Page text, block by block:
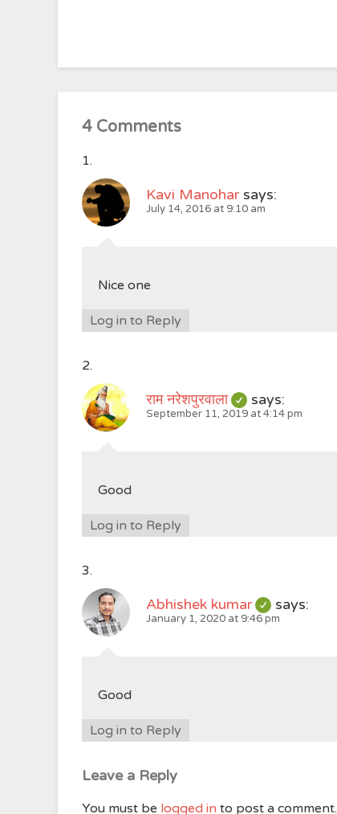
4 Comments
Kavi Manohar says:
July 14, 2016 at 9:10 am
Nice one
Log in to Reply
राम नरेशपुरवाला says:
September 11, 2019 at 4:14 pm
Good
Log in to Reply
Abhishek kumar says:
January 1, 2020 at 9:46 pm
Good
Log in to Reply
Leave a Reply
You must be logged in to post a comment.